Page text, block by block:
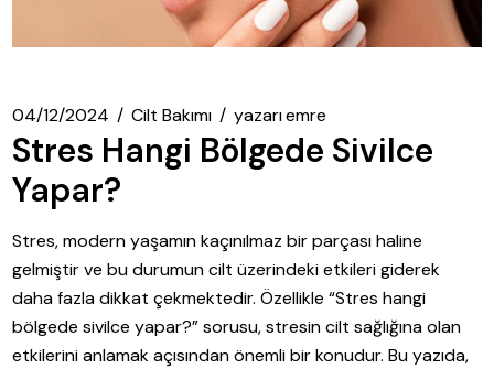
04/12/2024 Cilt Bakımı yazarıemre
Stres Hangi Bölgede Sivilce
Yapar?
Stres, modern yaşamın kaçınılmaz bir parçası haline
gelmiştir ve bu durumun cilt üzerindeki etkileri giderek
daha fazla dikkat çekmektedir. Özellikle “Stres hangi
bölgede sivilce yapar?” sorusu, stresin cilt sağlığına olan
etkilerini anlamak açısından önemli bir konudur. Bu yazıda,